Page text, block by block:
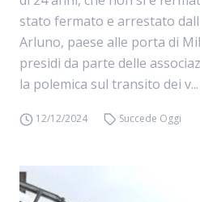
stato fermato e arrestato
Arluno, paese alle porta di
presidi da parte delle
la polemica sul transito dei v...
12/12/2024 Succede Oggi